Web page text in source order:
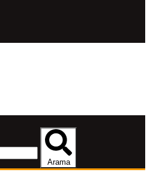
Arama